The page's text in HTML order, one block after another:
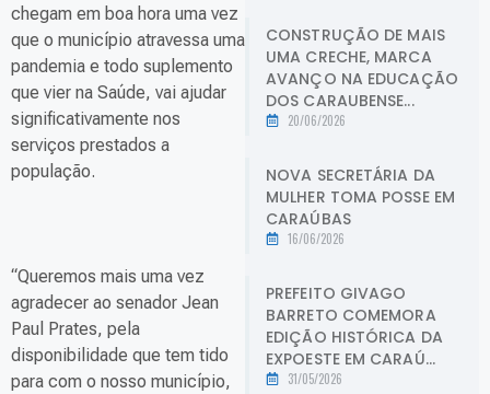
chegam em boa hora uma vez
que o município atravessa uma
pandemia e todo suplemento
que vier na Saúde, vai ajudar
significativamente nos
serviços prestados a
população.
“Queremos mais uma vez
agradecer ao senador Jean
Paul Prates, pela
disponibilidade que tem tido
para com o nosso município,
CONSTRUÇÃO DE MAIS
UMA CRECHE, MARCA
AVANÇO NA EDUCAÇÃO
DOS CARAUBENSE...
20/06/2026
NOVA SECRETÁRIA DA
MULHER TOMA POSSE EM
CARAÚBAS
16/06/2026
PREFEITO GIVAGO
BARRETO COMEMORA
EDIÇÃO HISTÓRICA DA
EXPOESTE EM CARAÚ...
31/05/2026